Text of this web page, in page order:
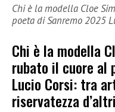
Chi è la modella Cloe
poeta di Sanremo 2025
Chi è la modella
rubato il cuore al
Lucio Corsi: tra
riservatezza